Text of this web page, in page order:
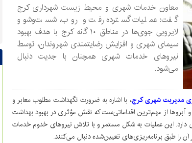
معاون خدمات شهری و محیط زیست شهرداری کرج
گفت: عملیات گسترده رفت‌ و روب، شست‌وشو و
لایروبی جوی‌ها در مناطق ۱۰ گانه کرج با هدف بهبود
سیمای شهری و افزایش رضایتمندی شهروندان، توسط
نیروهای خدمات شهری همچنان با جدیت دنبال
می‌شود.
مدیریت شهری کرج، با اشاره به ضرورت نگهداشت مطلوب معابر و
از مهم‌ترین اقداماتی‌ست که نقش مؤثری در بهبود بهداشت
این عملیات به شکل مستمر و با تلاش نیروهای خدوم خدمات
را طبق برنامه‌ریزی‌های تعیین‌شده دنبال می‌کنند.